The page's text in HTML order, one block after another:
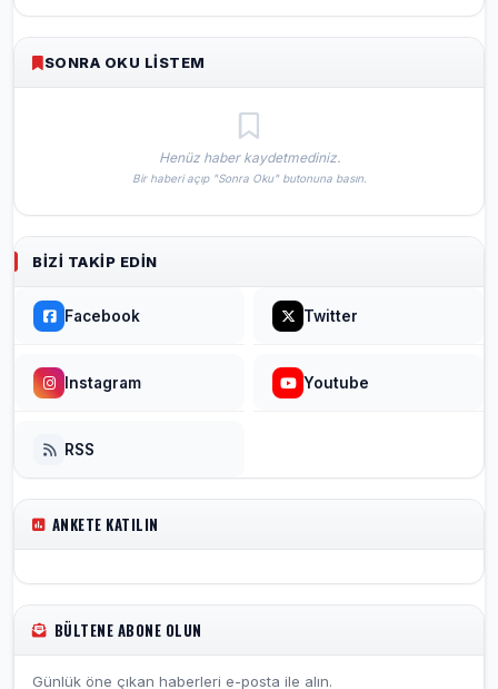
SONRA OKU LISTEM
Henüz haber kaydetmediniz.
Bir haberi açıp "Sonra Oku" butonuna basın.
BIZI TAKIP EDIN
Facebook Twitter
Instagram Youtube
RSS
ANKETE KATILIN
BÜLTENE ABONE OLUN
Günlük öne çıkan haberleri e-posta ile alın.